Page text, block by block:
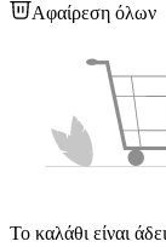
Αφαίρεση όλων
Το καλάθι είναι